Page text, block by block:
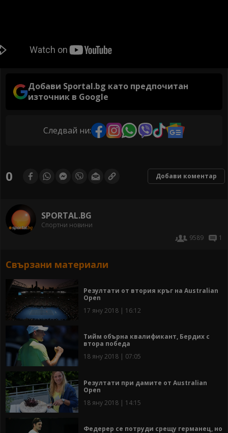
Добави Sportal.bg като предпочитан
източник в Google
Следвай ни:
0 Добави коментар
SPORTAL.BG
Спортни новини
9589
1
Свързани материали
Резултати от втория кръг на Australian
Open
17 яну 2018 | 16:12
Тийм обърна квалификант, Бердих с
втора победа
18 яну 2018 | 07:05
Резултати при дамите от Australian
Open
18 яну 2018 | 14:15
Федерер се потруди срещу германец, но